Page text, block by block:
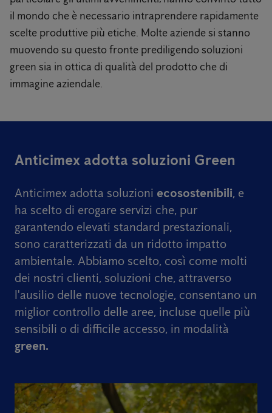
il mondo che è necessario intraprendere rapidamente
scelte produttive più etiche. Molte aziende si stanno
muovendo su questo fronte prediligendo soluzioni
green sia in ottica di qualità del prodotto che di
immagine aziendale.
Anticimex adotta soluzioni Green
Anticimex adotta soluzioni ecosostenibili, e
ha scelto di erogare servizi che, pur
garantendo elevati standard prestazionali,
sono caratterizzati da un ridotto impatto
ambientale. Abbiamo scelto, così come molti
dei nostri clienti, soluzioni che, attraverso
l'ausilio delle nuove tecnologie, consentano un
miglior controllo delle aree, incluse quelle più
sensibili o di difficile accesso, in modalità
green.